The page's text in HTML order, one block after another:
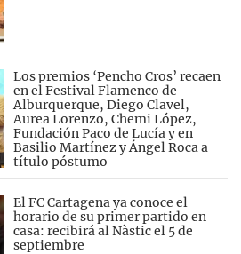
Los premios ‘Pencho Cros’ recaen
en el Festival Flamenco de
Alburquerque, Diego Clavel,
Aurea Lorenzo, Chemi López,
Fundación Paco de Lucía y en
Basilio Martínez y Ángel Roca a
título póstumo
El FC Cartagena ya conoce el
horario de su primer partido en
casa: recibirá al Nàstic el 5 de
septiembre